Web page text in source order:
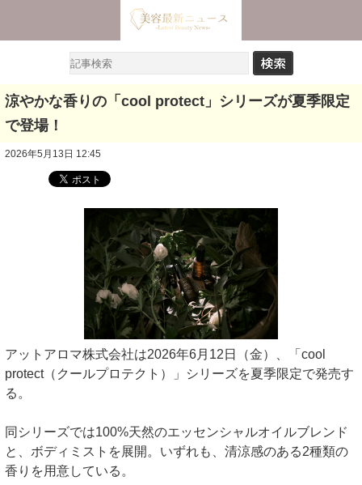
涼やかな香りの「cool protect」シリーズが夏季限定
で登場！
2026年5月13日 12:45
アットアロマ株式会社は2026年6月12日（金）、「cool
protect（クールプロテクト）」シリーズを夏季限定で発売す
る。
同シリーズでは100%天然のエッセンシャルオイルブレンド
と、ボディミストを展開。いずれも、清涼感のある2種類の
香りを用意している。